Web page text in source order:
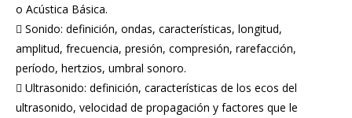
o Acústica Básica.
 Sonido: definición, ondas, características, longitud,
amplitud, frecuencia, presión, compresión, rarefacción,
período, hertzios, umbral sonoro.
 Ultrasonido: definición, características de los ecos del
ultrasonido, velocidad de propagación y factores que le